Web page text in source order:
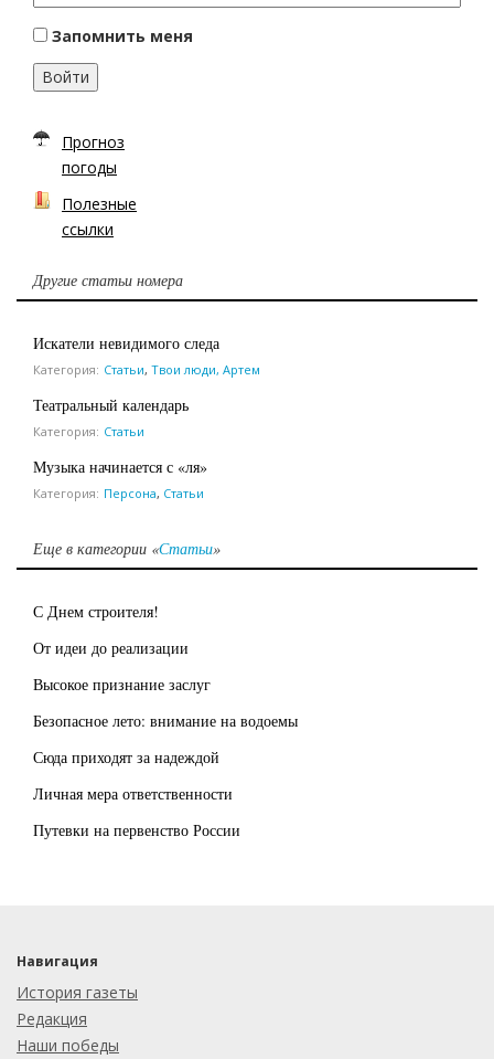
Запомнить меня
Войти
Прогноз
погоды
Полезные
ссылки
Другие статьи номера
Искатели невидимого следа
Категория: Статьи, Твои люди, Артем
Театральный календарь
Категория: Статьи
Музыка начинается с «ля»
Категория: Персона, Статьи
Еще в категории «Статьи»
С Днем строителя!
От идеи до реализации
Высокое признание заслуг
Безопасное лето: внимание на водоемы
Сюда приходят за надеждой
Личная мера ответственности
Путевки на первенство России
Навигация
История газеты
Редакция
Наши победы